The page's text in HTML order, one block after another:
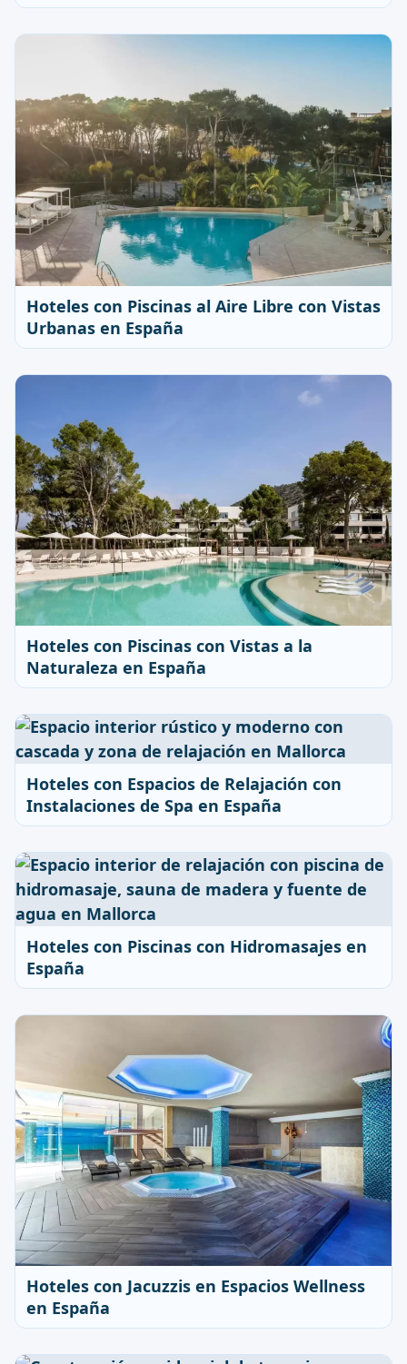
Hoteles con Piscinas al Aire Libre con Vistas
Urbanas en España
Hoteles con Piscinas con Vistas a la
Naturaleza en España
Hoteles con Espacios de Relajación con
Instalaciones de Spa en España
Hoteles con Piscinas con Hidromasajes en
España
Hoteles con Jacuzzis en Espacios Wellness
en España